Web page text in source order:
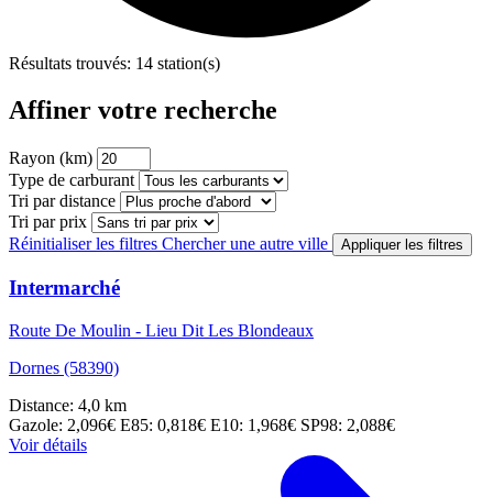
Résultats trouvés: 14 station(s)
Affiner votre recherche
Rayon (km)
Type de carburant
Tri par distance
Tri par prix
Réinitialiser les filtres Chercher une autre ville Appliquer les filtres
Intermarché
Route De Moulin - Lieu Dit Les Blondeaux
Dornes (58390)
Distance: 4,0 km
Gazole: 2,096€ E85: 0,818€ E10: 1,968€ SP98: 2,088€
Voir détails